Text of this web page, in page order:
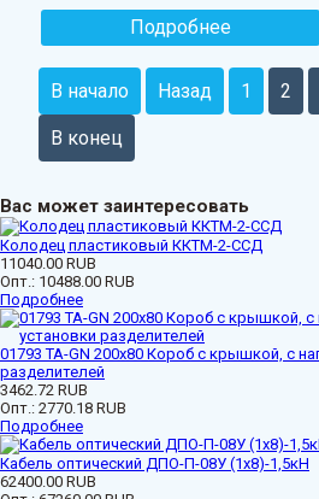
Подробнее
В начало Назад 1 2
В конец
Вас может заинтересовать
Колодец пластиковый ККТМ-2-ССД
11040.00 RUB
Опт.: 10488.00 RUB
Подробнее
01793 ТА-GN 200x80 Короб с крышкой, с
разделителей
3462.72 RUB
Опт.: 2770.18 RUB
Подробнее
Кабель оптический ДПО-П-08У (1х8)-1,5кН
62400.00 RUB